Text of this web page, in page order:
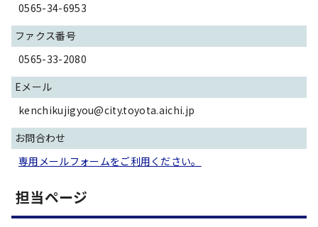
0565-34-6953
ファクス番号
0565-33-2080
Eメール
kenchikujigyou@city.toyota.aichi.jp
お問合わせ
専用メールフォームをご利用ください。
担当ページ